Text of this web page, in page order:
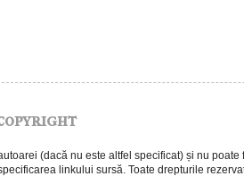
(dacă nu este altfel specificat) și nu
linkului sursă. Toate drepturile